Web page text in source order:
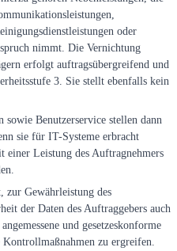
oder
nimmt. Die Vernichtung
erfolgt auftragsübergreifend und
3. Sie stellt ebenfalls kein
sowie Benutzerservice stellen dann
sie für IT-Systeme erbracht
einer Leistung des Auftragnehmers
Gewährleistung des
der Daten des Auftraggebers auch
und gesetzeskonforme
zu ergreifen.